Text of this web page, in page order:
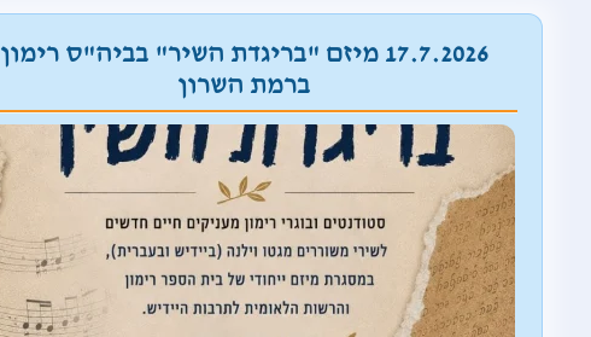
17.7.2026 מיזם "בריגדת השיר" בביה"ס רימון
ברמת השרון